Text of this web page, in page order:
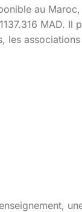
au
MAD. Il
les